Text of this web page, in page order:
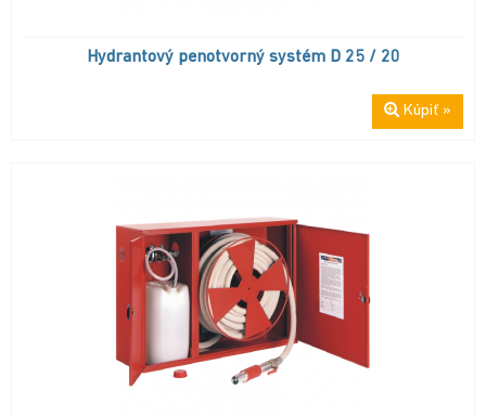
Hydrantový penotvorný systém D 25 / 20
Kúpiť »